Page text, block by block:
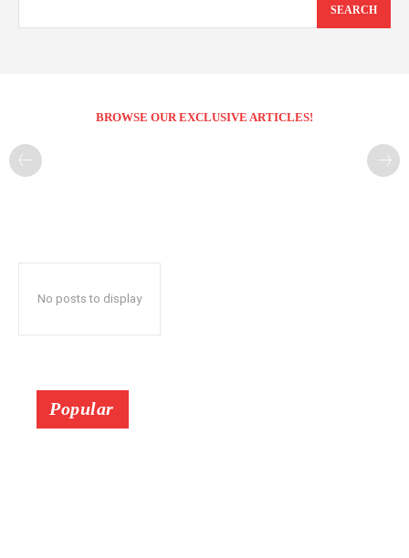
SEARCH
BROWSE OUR EXCLUSIVE ARTICLES!
No posts to display
Popular